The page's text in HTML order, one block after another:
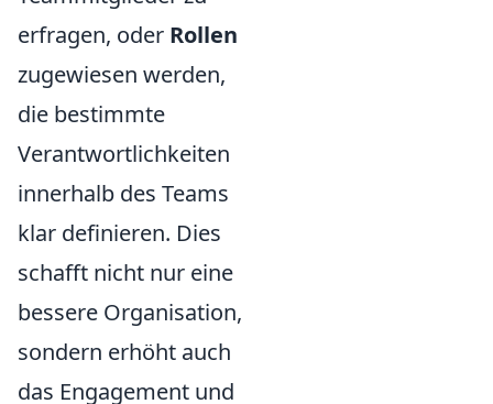
erfragen, oder Rollen
zugewiesen werden,
die bestimmte
Verantwortlichkeiten
innerhalb des Teams
klar definieren. Dies
schafft nicht nur eine
bessere Organisation,
sondern erhöht auch
das Engagement und